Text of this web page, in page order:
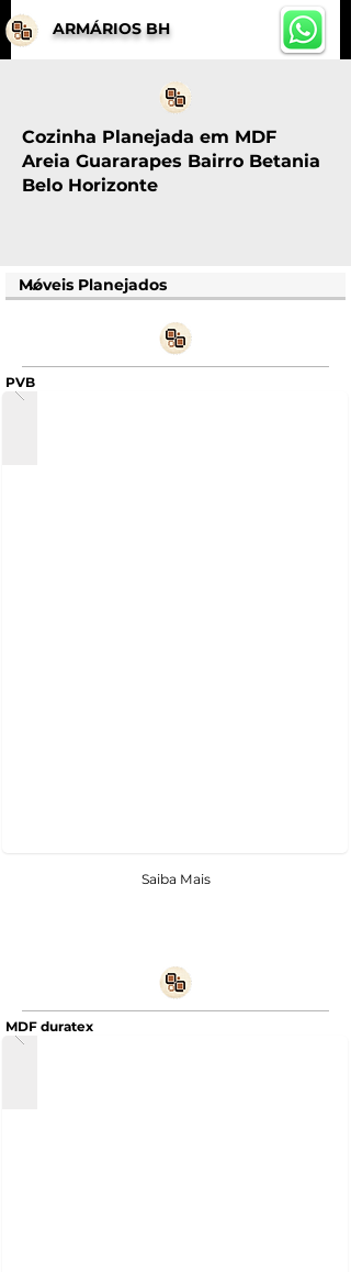
ARMÁRIOS BH
Cozinha Planejada em MDF
Areia Guararapes Bairro Betania
Belo Horizonte
PVB
Saiba Mais
MDF duratex